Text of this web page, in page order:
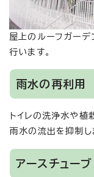
屋上のルーフガーデ
行います。
雨水の再利用
トイレの洗浄水や植
雨水の流出を抑制し
アースチューブ